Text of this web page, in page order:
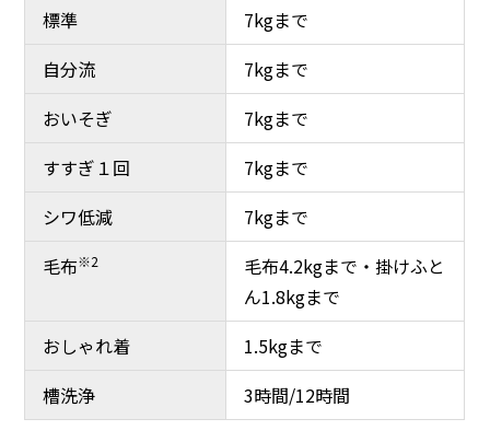
標準
7kgまで
自分流
7kgまで
おいそぎ
7kgまで
すすぎ１回
7kgまで
シワ低減
7kgまで
毛布※2
毛布4.2kgまで・掛けふと
ん1.8kgまで
おしゃれ着
1.5kgまで
槽洗浄
3時間/12時間